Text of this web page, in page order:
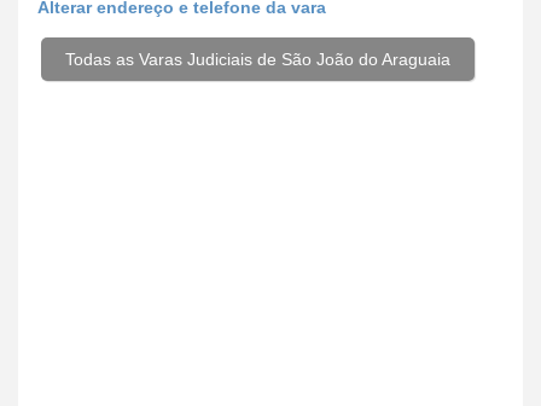
Alterarendereço e telefone da vara
Todas as Varas Judiciais de São João do Araguaia